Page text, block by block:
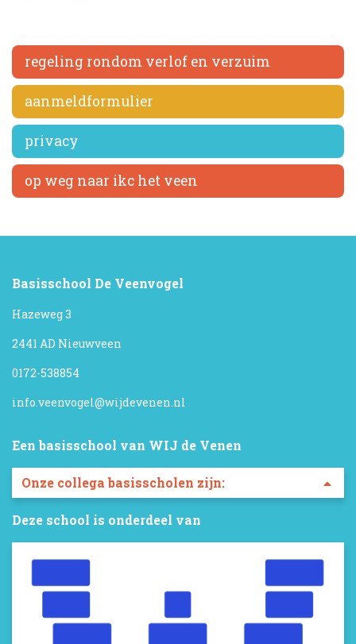
regeling rondom verlof en verzuim
aanmeldformulier
privacy
op weg naar ikc het veen
Basisschool De Veenvogel
Hazeweg 3
2441 AD Nieuwveen
0172-538854
info.veenvogel@wijdevenen.nl
Een basisschool van WIJ de Venen
Deze school is onderdeel van